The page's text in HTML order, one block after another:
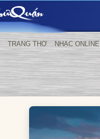
TRANG THƠ NHẠC ONLINE